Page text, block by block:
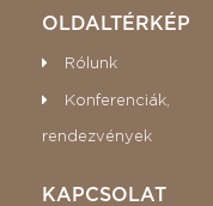
OLDALTÉRKÉP
Rólunk
Konferenciák,
rendezvények
KAPCSOLAT